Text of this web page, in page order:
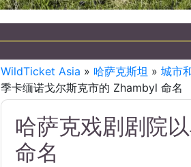
WildTicket Asia » 哈萨克斯坦 » 城市
季卡缅诺戈尔斯克市的 Zhambyl 命名
哈萨克戏剧剧院
命名